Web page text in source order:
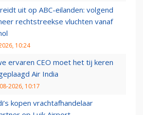
uit op ABC-eilanden: volgend
rechtstreekse vluchten vanaf
10:24
ervaren CEO moet het tij keren
Air India
2026, 10:17
kopen vrachtafhandelaar